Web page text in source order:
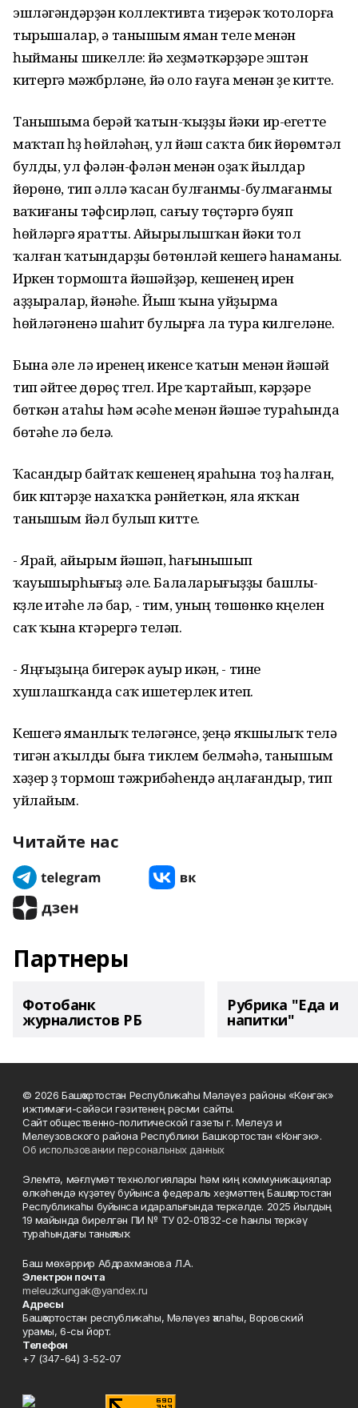
эшләгәндәрҙән коллективта тиҙерәк ҡотолорға
тырышалар, ә танышым яман теле менән
һыйманы шикелле: йә хеҙмәткәрҙәре эштән
китергә мәжбүрләне, йә оло ғауға менән үҙе китте.
Танышыма берәй ҡатын-ҡыҙҙы йәки ир-егетте
маҡтап һүҙ һөйләһәң, ул йәш саҡта бик йөрөмтәл
булды, ул фәлән-фәлән менән оҙаҡ йылдар
йөрөнө, тип әллә ҡасан булғанмы-булмағанмы
ваҡиғаны тәфсирләп, сағыу төҫтәргә буяп
һөйләргә яратты. Айырылышҡан йәки тол
ҡалған ҡатындарҙы бөтөнләй кешегә һанаманы.
Иркен тормошта йәшәйҙәр, кешенең ирен
аҙҙыралар, йәнәһе. Йыш ҡына уйҙырма
һөйләгәненә шаһит булырға ла тура килгеләне.
Бына әле лә иренең икенсе ҡатын менән йәшәй
тип әйтеүе дөрөҫ түгел. Ире ҡартайып, кәрҙәре
бөткән атаһы һәм әсәһе менән йәшәүе тураһында
бөтәһе лә белә.
Ҡасандыр байтаҡ кешенең яраһына тоҙ һалған,
бик күптәрҙе нахаҡҡа рәнйеткән, яла яҡҡан
танышым йәл булып китте.
- Ярай, айырым йәшәп, һағынышып
ҡауышырһығыҙ әле. Балаларығыҙҙы башлы-
күҙле итәһе лә бар, - тим, уның төшөнкө күңелен
саҡ ҡына күтәрергә теләп.
- Яңғыҙыңа бигерәк ауыр икән, - тине
хушлашҡанда саҡ ишетерлек итеп.
Кешегә яманлыҡ теләгәнсе, үҙеңә яҡшылыҡ телә
тигән аҡылды быға тиклем белмәһә, танышым
хәҙер үҙ тормош тәжрибәһендә аңлағандыр, тип
уйлайым.
Читайте нас
Партнеры
Фотобанк
журналистов РБ
Рубрика "Еда и
напитки"
© 2026 Башҡортостан Республикаһы Мәләүез районы «Көнгәк»
ижтимағи-сәйәси гәзитенең рәсми сайты.
Сайт общественно-политической газеты г. Мелеуз и
Мелеузовского района Республики Башкортостан «Конгэк».
Об использовании персональных данных
Элемтә, мәғлүмәт технологиялары һәм киң коммуникациялар
өлкәһендә күҙәтеү буйынса федераль хеҙмәттең Башҡортостан
Республикаһы буйынса идаралығында теркәлде. 2025 йылдың
19 майында бирелгән ПИ № ТУ 02-01832-се һанлы теркәү
тураһындағы таныҡлыҡ.
Баш мөхәррир Абдрахманова Л.А.
Электрон почта
meleuzkungak@yandex.ru
Адресы
Башҡортостан республикаһы, Мәләүез ҡалаһы, Воровский
урамы, 6-сы йорт.
Телефон
+7 (347-64) 3-52-07